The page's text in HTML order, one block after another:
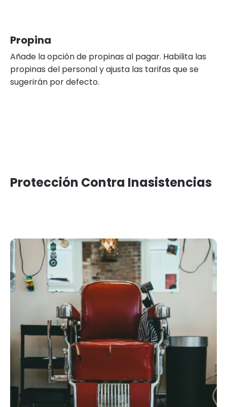
Propina
Añade la opción de propinas al pagar. Habilita las
propinas del personal y ajusta las tarifas que se
sugerirán por defecto.
Protección Contra Inasistencias